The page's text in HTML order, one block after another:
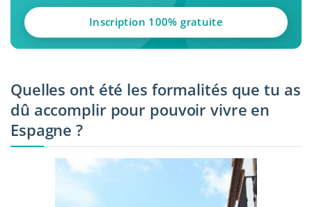
Inscription 100% gratuite
Quelles ont été les formalités que tu as
dû accomplir pour pouvoir vivre en
Espagne ?